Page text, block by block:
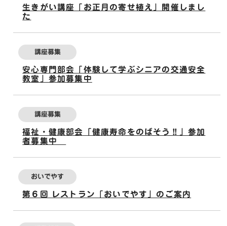
生きがい講座「お正月の寄せ植え」開催しまし
た
講座募集
安心専門部会「体験して学ぶシニアの交通安全
教室」参加募集中
講座募集
福祉・健康部会「健康寿命をのばそう‼」参加
者募集中
おいでやす
第６回 レストラン「おいでやす」のご案内